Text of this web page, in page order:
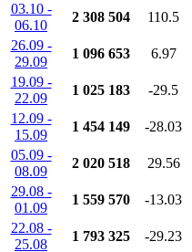
03.10 -
06.10
2 308 504 110.5
26.09 -
29.09
1 096 653 6.97
19.09 -
22.09
1 025 183 -29.5
12.09 -
15.09
1 454 149 -28.03
05.09 -
08.09
2 020 518 29.56
29.08 -
01.09
1 559 570 -13.03
22.08 -
25.08
1 793 325 -29.23